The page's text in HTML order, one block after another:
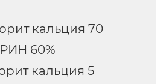
кальция 70
60%
кальция 5